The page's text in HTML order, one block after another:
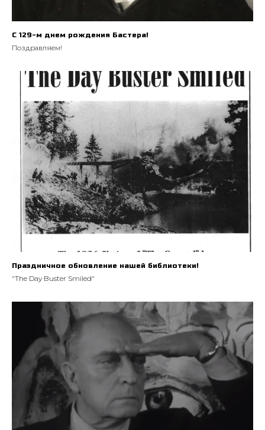
С 129-м днем рождения Бастера!
Поздравляем!
Праздничное обновление нашей библиотеки!
"The Day Buster Smiled"